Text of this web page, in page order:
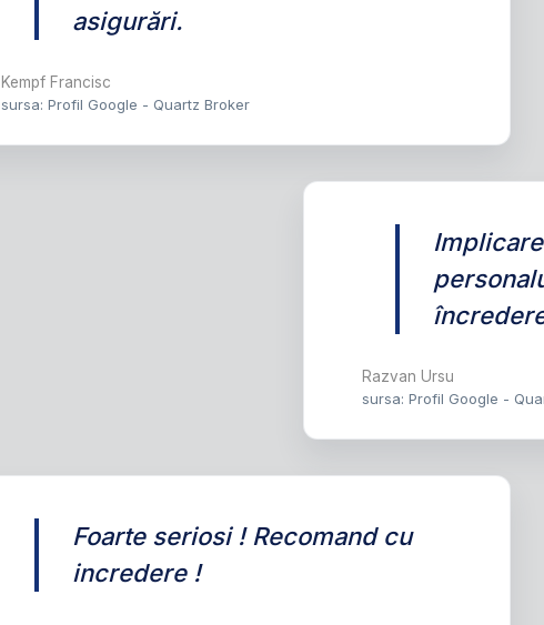
asigurări.
Kempf Francisc
sursa: Profil Google - Quartz Broker
Razvan Ursu
sursa: Profil Google -
Foarte seriosi ! Recomand cu
incredere !